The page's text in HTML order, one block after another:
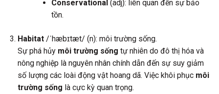
Conservational(adj): liên quan đến sự bảo
tồn.
Habitat/ˈhæbɪtæt/ (n): môi trường sống.
Sự phá hủy môi trường sống tự nhiên do đô thị hóa và
nông nghiệp là nguyên nhân chính dẫn đến sự suy giảm
số lượng các loài động vật hoang dã. Việc khôi phục môi
trường sống là cực kỳ quan trọng.